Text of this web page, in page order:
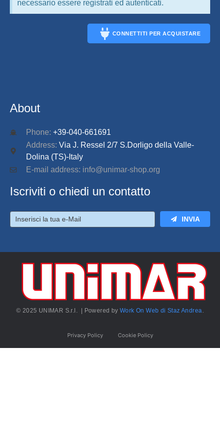
necessario essere registrati ed autenticati.
CONNETTITI PER ACQUISTARE
About
Phone: +39-040-661691
Address: Via J. Ressel 2/7 S.Dorligo della Valle-
Dolina (TS)-Italy
E-mail address: info@unimar-shop.org
Iscriviti o chiedi un contatto
INVIA
© 2025 UNIMAR S.r.l. | Powered byWork On Web di Staz Andrea.
Privacy Policy Cookie Policy